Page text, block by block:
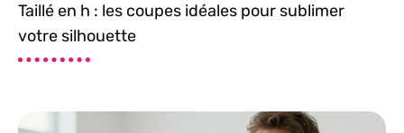
Taillé en h : les coupes idéales pour sublimer
votre silhouette